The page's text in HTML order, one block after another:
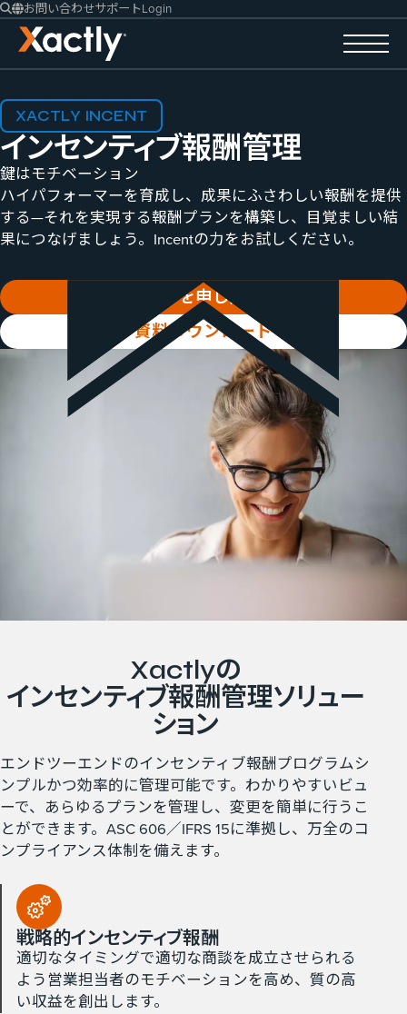
お問い合わせサポートLogin
XACTLY INCENT
インセンティブ報酬管理
鍵はモチベーション
ハイパフォーマーを育成し、成果にふさわしい報酬を提供
する—それを実現する報酬プランを構築し、目覚ましい結
果につなげましょう。Incentの力をお試しください。
デモを申し込む
資料ダウンロード
Xactlyの​
インセンティブ報酬管理ソリュー
ション
エンドツーエンドのインセンティブ報酬プログラムシ
ンプルかつ効率的に管理可能です。わかりやすいビュ
ーで、あらゆるプランを管理し、変更を簡単に行うこ
とができます。ASC 606／IFRS 15に準拠し、万全のコ
ンプライアンス体制を備えます。
戦略的インセンティブ報酬
適切なタイミングで適切な商談を成立させられる
よう営業担当者のモチベーションを高め、質の高
い収益を創出します。